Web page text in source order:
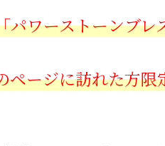
パワーストーンブレ
ページに訪れた方限